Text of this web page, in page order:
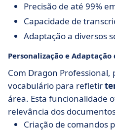
Precisão de até 99%
Capacidade de
Adaptação a diversos
Personalização e
Com Dragon Professional,
vocabulário para refletir
área. Esta funcionalidade
relevância dos
Criação de comandos